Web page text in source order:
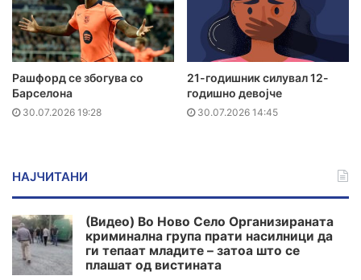
Рашфорд се збогува со
Барселона
30.07.2026 19:28
21-годишник силувал 12-
годишно девојче
30.07.2026 14:45
НАЈЧИТАНИ
(Видео) Во Ново Село Организираната
криминална група прати насилници да
ги тепаат младите – затоа што се
плашат од вистината